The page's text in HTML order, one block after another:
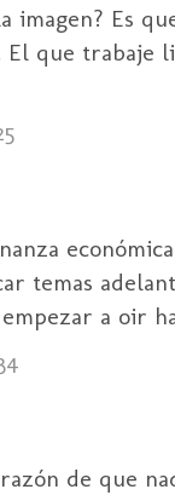
imagen? Es
El que trabaje
temas
empezar a oir
de que